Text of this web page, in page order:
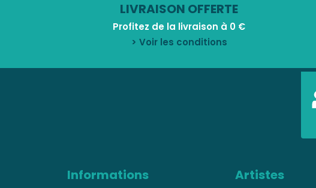
LIVRAISON OFFERTE
Profitez de la livraison à 0 €
> Voir les conditions
Informations Artistes